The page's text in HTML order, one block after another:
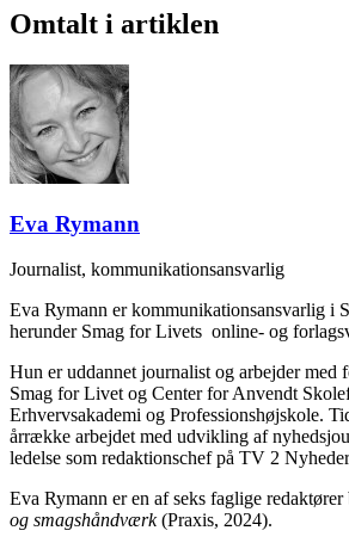
Omtalt i artiklen
Eva Rymann
Journalist, kommunikationsansvarlig
Eva Rymann er kommunikationsansvarlig i
herunder Smag for Livets online- og
Hun er uddannet journalist og arbejder med
Smag for Livet og Center for Anvendt
Erhvervsakademi og Professionshøjskole.
årrække arbejdet med udvikling af
ledelse som redaktionschef på TV 2
Eva Rymann er en af seks faglige redaktører
og smagshåndværk(Praxis, 2024).